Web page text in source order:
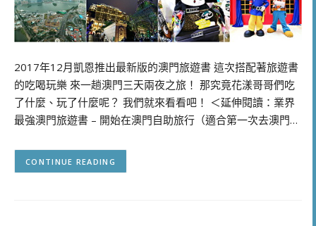
2017年12月凱恩推出最新版的澳門旅遊書 這次搭配著旅遊書
的吃喝玩樂 來一趟澳門三天兩夜之旅！ 那究竟花漾哥哥們吃
了什麼、玩了什麼呢？ 我們就來看看吧！ ＜延伸閱讀：業界
最強澳門旅遊書 – 開始在澳門自助旅行（適合第一次去澳門…
CONTINUE READING